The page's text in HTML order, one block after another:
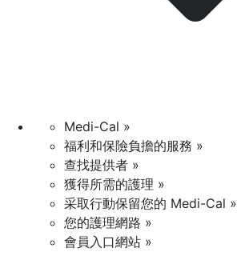
Medi-Cal »
福利和保險負擔的服務 »
查找提供者 »
獲得所需的護理 »
采取行動保留您的 Medi-Cal »
您的護理網路 »
會員入口網站 »